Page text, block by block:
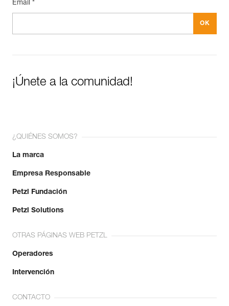
Email *
¡Únete a la comunidad!
¿QUIÉNES SOMOS?
La marca
Empresa Responsable
Petzl Fundación
Petzl Solutions
OTRAS PÁGINAS WEB PETZL
Operadores
Intervención
CONTACTO